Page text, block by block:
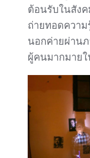
ต้อนรับในสัง
ถ่ายทอดควา
นอกค่ายผ่าน
ผู้คนมากมาย